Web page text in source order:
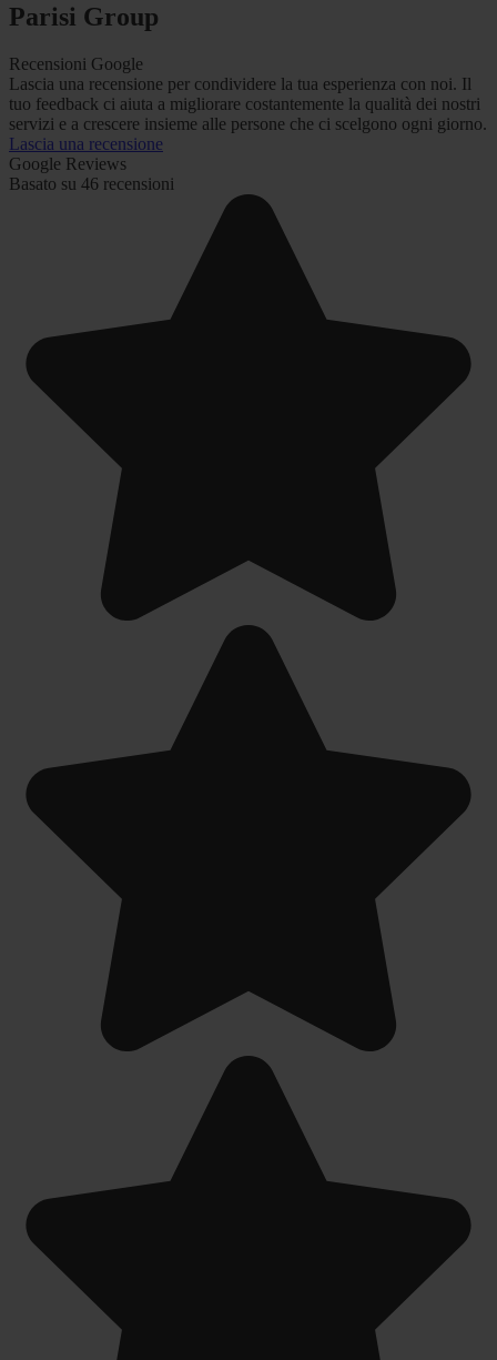
Parisi Group
Recensioni Google
Lascia una recensione per condividere la tua esperienza con noi. Il
tuo feedback ci aiuta a migliorare costantemente la qualità dei nostri
servizi e a crescere insieme alle persone che ci scelgono ogni giorno.
Lascia una recensione
Google Reviews
Basato su 46 recensioni